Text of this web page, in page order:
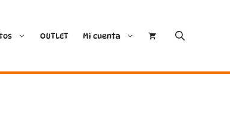
OUTLET Mi cuenta